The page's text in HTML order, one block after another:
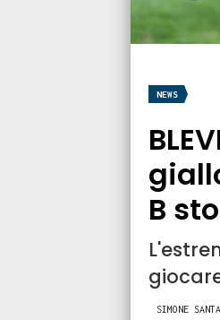
NEWS
B
SIMONE